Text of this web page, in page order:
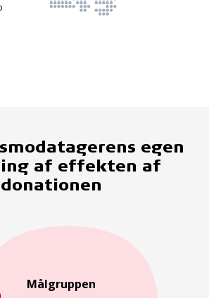
egen
af effekten af
donationen
Målgruppen